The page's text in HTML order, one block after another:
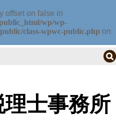
offset on false in
wp/wp-
class-wpwc-public.php on
士事務所